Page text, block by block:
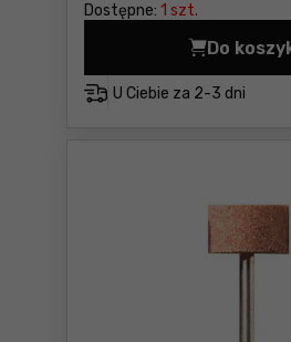
Dostępne: 1 szt.
U Ciebie za 2-3 dni
Do